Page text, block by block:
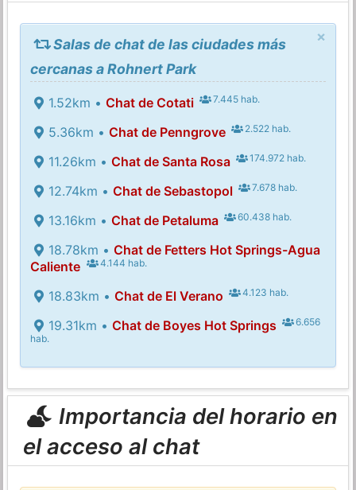
×
Salas de chat de las ciudades más
cercanas a Rohnert Park
1.52km • Chat de Cotati 7.445 hab.
5.36km • Chat de Penngrove 2.522 hab.
11.26km • Chat de Santa Rosa 174.972 hab.
12.74km • Chat de Sebastopol 7.678 hab.
13.16km • Chat de Petaluma 60.438 hab.
18.78km • Chat de Fetters Hot Springs-Agua
Caliente
4.144 hab.
18.83km • Chat de El Verano 4.123 hab.
19.31km • Chat de Boyes Hot Springs
6.656
hab.
Importancia del horario en
el acceso al chat